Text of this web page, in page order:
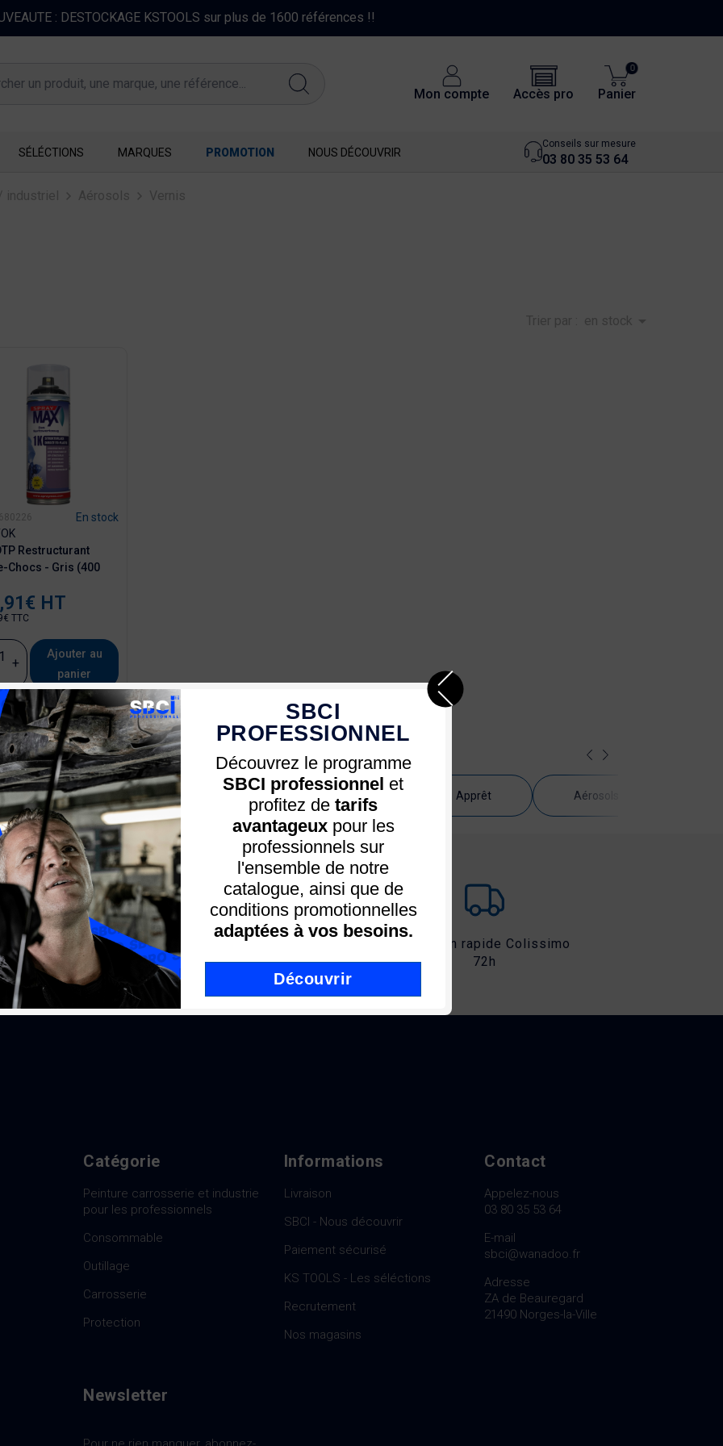
FERMETURE EXCEPTIONNELLE DU 10 AU 16 AOUT
Mon compte Panier
0
Accès pro
SÉLÉCTIONS MARQUES PROMOTION NOUS DÉCOUVRIR
Conseils sur mesure
03 80 35 53 64
industriel Aérosols Vernis
Trier par : en stock 
En stock
Restructurant
Chocs - Gris (400
HT
TTC
+
Ajouter au
panier
peut aussi vous intéresser
Peinture - Ral Belton Film protecteur - Liquid Gum AutoK Apprêt Aérosols à hautes
Prix attractifs Une équipe à votre service
Livraison rapide Colissimo
72h
Newsletter
Catégorie
Peinture carrosserie et industrie
pour les professionnels
Consommable
Outillage
Carrosserie
Protection
Informations
Livraison
SBCI - Nous découvrir
Paiement sécurisé
KS TOOLS - Les séléctions
Recrutement
Nos magasins
Contact
Appelez-nous
03 80 35 53 64
E-mail
sbci@wanadoo.fr
Adresse
ZA de Beauregard
21490 Norges-la-Ville
SBCI
PROFESSIONNEL
Découvrez le programme
SBCI professionnel et
profitez de tarifs
avantageuxpour les
professionnels sur
l'ensemble de notre
catalogue, ainsi que de
conditions promotionnelles
adaptées à vos besoins.
Découvrir